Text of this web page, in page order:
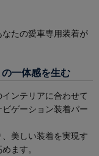
たの愛車専用装着が
一体感を生む
ンテリアに合わせて
ゲーション装着パー
美しい装着を実現す
ます。